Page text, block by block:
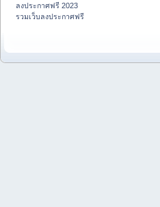
ลงประกาศฟรี 2023
รวมเว็บลงประกาศฟรี